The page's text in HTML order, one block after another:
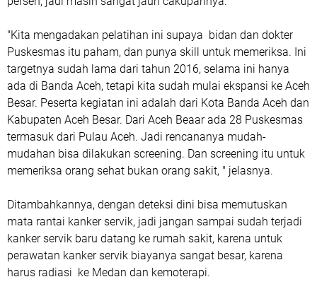
"Kita mengadakan pelatihan ini supaya bidan dan dokter
Puskesmas itu paham, dan punya skill untuk memeriksa. Ini
targetnya sudah lama dari tahun 2016, selama ini hanya
ada di Banda Aceh, tetapi kita sudah mulai ekspansi ke Aceh
Besar. Peserta kegiatan ini adalah dari Kota Banda Aceh dan
Kabupaten Aceh Besar. Dari Aceh Beaar ada 28 Puskesmas
termasuk dari Pulau Aceh. Jadi rencananya mudah-
mudahan bisa dilakukan screening. Dan screening itu untuk
memeriksa orang sehat bukan orang sakit, " jelasnya.
Ditambahkannya, dengan deteksi dini bisa memutuskan
mata rantai kanker servik, jadi jangan sampai sudah terjadi
kanker servik baru datang ke rumah sakit, karena untuk
perawatan kanker servik biayanya sangat besar, karena
harus radiasi ke Medan dan kemoterapi.